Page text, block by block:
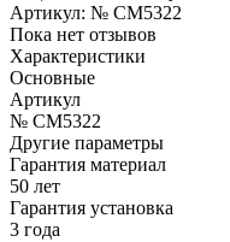
Артикул: № CM5322
Пока нет отзывов
Характеристики
Основные
Артикул
№ CM5322
Другие параметры
Гарантия материал
50 лет
Гарантия установка
3 года